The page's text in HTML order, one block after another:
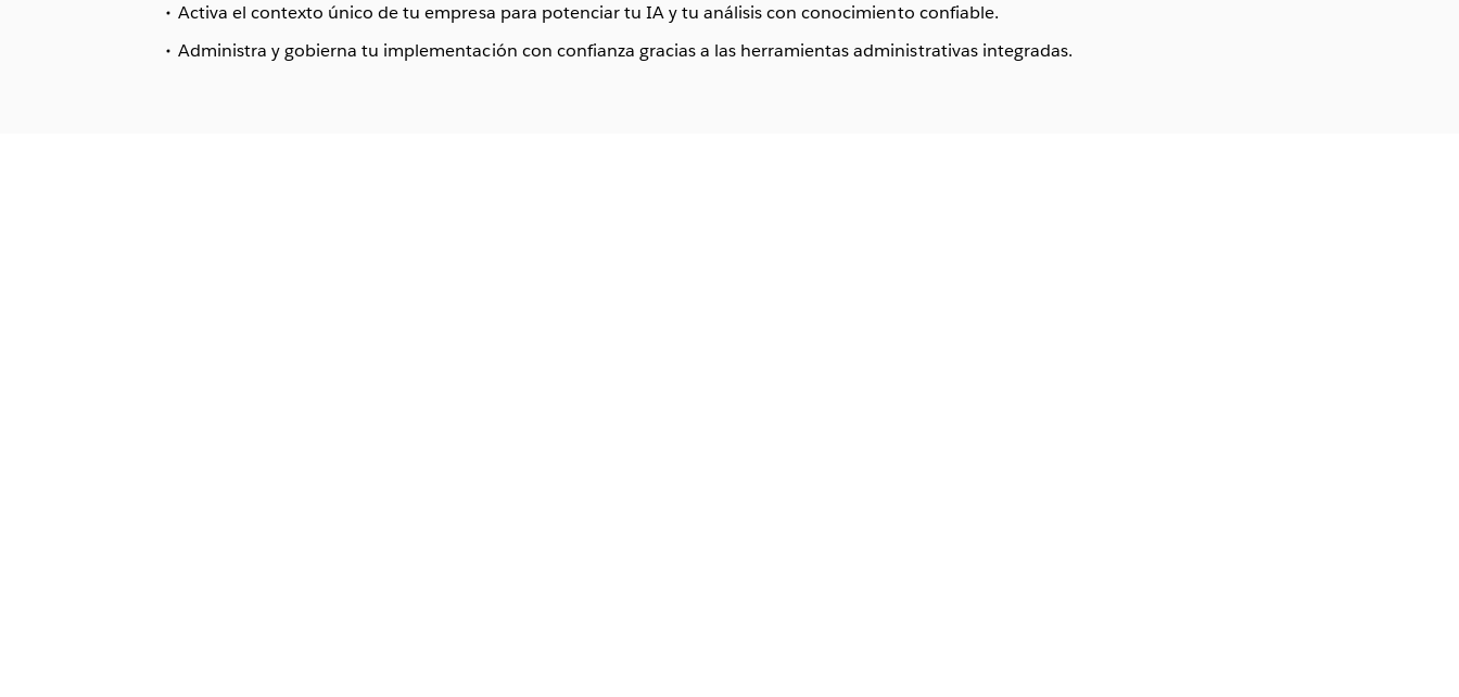
Activa el contexto único de tu empresa para potenciar tu IA y tu análisis con conocimiento confiable.
Administra y gobierna tu implementación con confianza gracias a las herramientas administrativas integradas.